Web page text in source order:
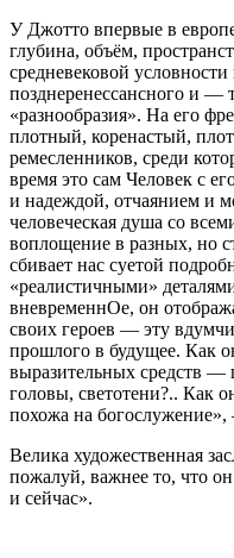
У Джотто впервые в
глубина, объём,
средневековой
позднеренессансного и
«разнообразия». На его
плотный, коренастый,
ремесленников, среди
время это сам Человек с
и надеждой, отчаянием и
человеческая душа со
воплощение в разных, но
сбивает нас суетой
«реалистичными»
вневременнОе, он
своих героев — эту
прошлого в будущее. Как
выразительных средств —
головы, светотени?.. Как
похожа на
Велика художественная
пожалуй, важнее то, что
и сейчас».